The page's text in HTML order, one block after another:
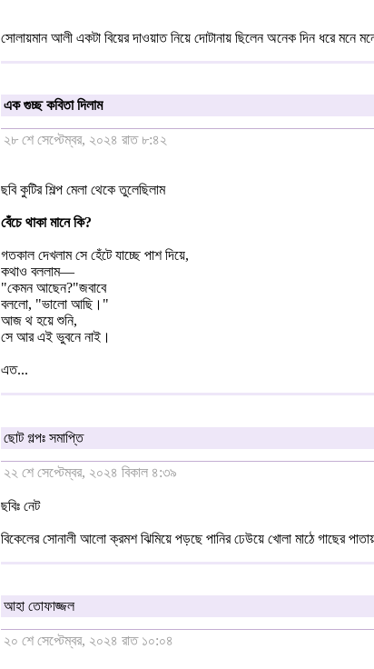
সোলায়মান আলী একটা বিয়ের দাওয়াত নিয়ে দোটানায় ছিলেন অনেক দিন ধরে মনে
এক গুচ্ছ কবিতা দিলাম
২৮ শে সেপ্টেম্বর, ২০২৪ রাত ৮:৪২
ছবি কুটির শিল্প মেলা থেকে তুলেছিলাম
বেঁচে থাকা মানে কি?
গতকাল দেখলাম সে হেঁটে যাচ্ছে পাশ দিয়ে,
কথাও বললাম—
"কেমন আছেন?"জবাবে
বললো, "ভালো আছি।"
আজ থ হয়ে শুনি,
সে আর এই ভুবনে নাই।
এত...
ছোট গল্পঃ সমাপ্তি
২২ শে সেপ্টেম্বর, ২০২৪ বিকাল ৪:৩৯
ছবিঃ নেট
বিকেলের সোনালী আলো ক্রমশ ঝিমিয়ে পড়ছে পানির ঢেউয়ে খোলা মাঠে গাছের
আহা তোফাজ্জল
২০ শে সেপ্টেম্বর, ২০২৪ রাত ১০:০৪